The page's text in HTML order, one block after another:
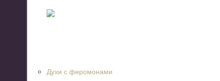
Духи с феромонами